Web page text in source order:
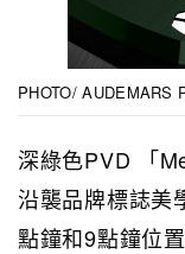
PHOTO/ AUDEMARS
深綠色PVD 「
沿襲品牌標誌美
點鐘和9點鐘位